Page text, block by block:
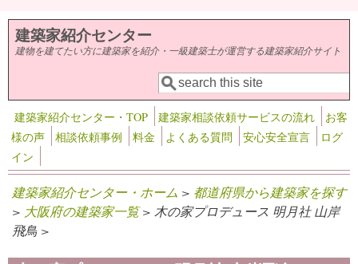
メインコンテンツに移動
建築家紹介センター
建物を建てたい方に建築家を紹介・一級建築士が運営する建築家紹介サイト
検索フォーム
検索
建築家紹介センター・TOP 建築家相談依頼サービスの流れ
お客
様の声
相談依頼事例 料金 よくある質問 安心安全宣言
ログ
イン
建築家紹介センター・ホーム > 都道府県から建築家を探す
> 大阪府の建築家一覧> 木の家プロデュース 明月社 山岸
飛鳥 >